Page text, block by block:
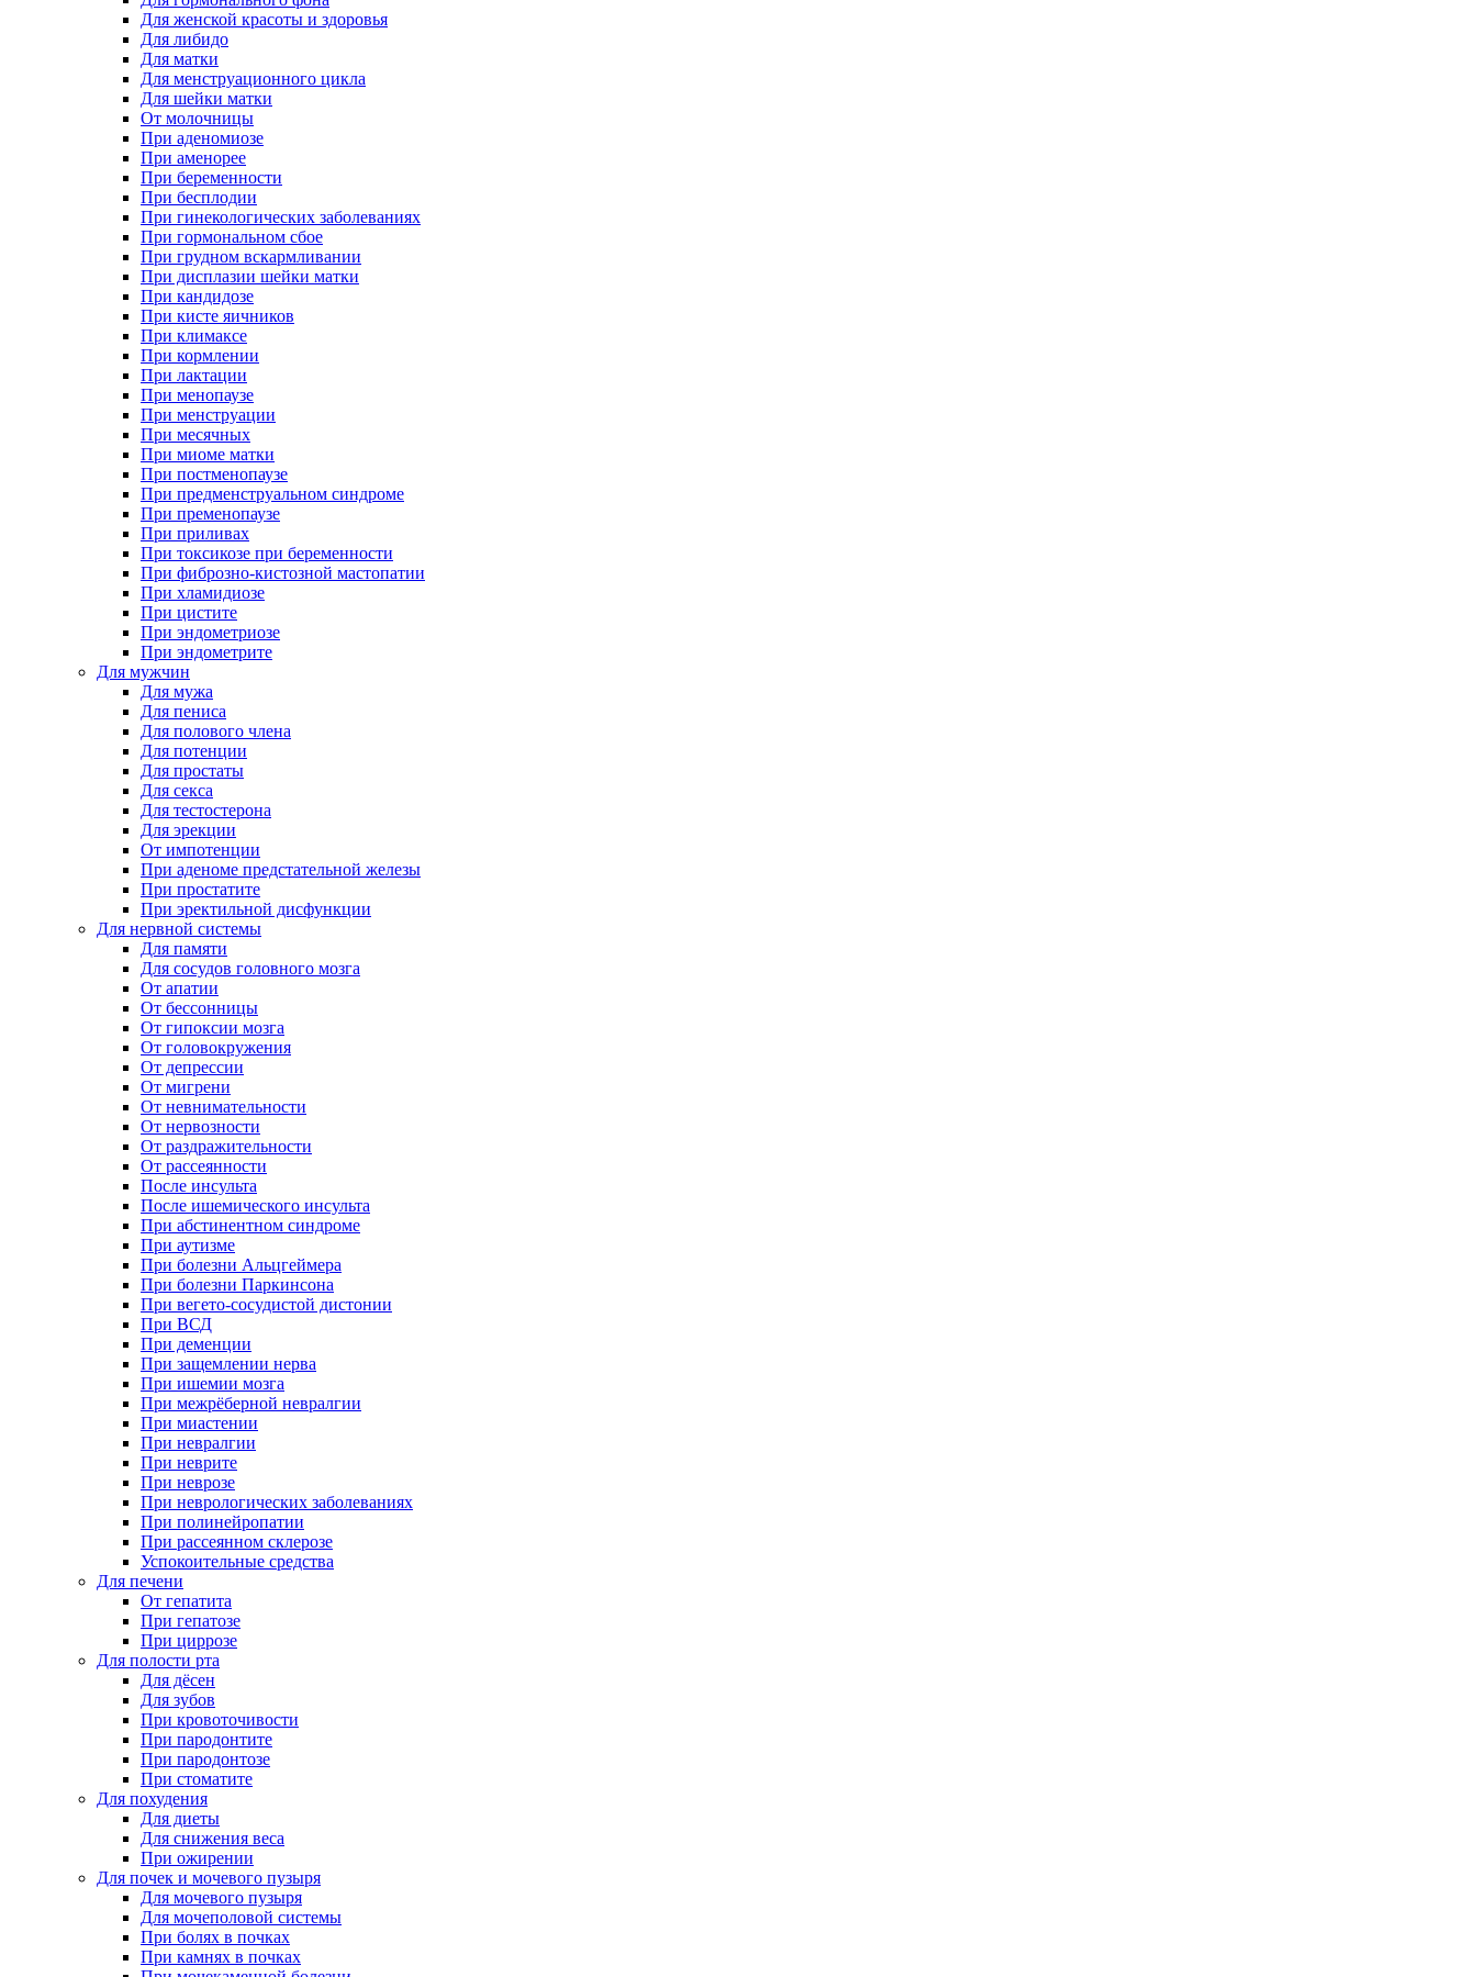
Для женской красоты и здоровья
Для либидо
Для матки
Для менструационного цикла
Для шейки матки
От молочницы
При аденомиозе
При аменорее
При беременности
При бесплодии
При гинекологических заболеваниях
При гормональном сбое
При грудном вскармливании
При дисплазии шейки матки
При кандидозе
При кисте яичников
При климаксе
При кормлении
При лактации
При менопаузе
При менструации
При месячных
При миоме матки
При постменопаузе
При предменструальном синдроме
При пременопаузе
При приливах
При токсикозе при беременности
При фиброзно-кистозной мастопатии
При хламидиозе
При цистите
При эндометриозе
При эндометрите
Для мужчин
Для мужа
Для пениса
Для полового члена
Для потенции
Для простаты
Для секса
Для тестостерона
Для эрекции
От импотенции
При аденоме предстательной железы
При простатите
При эректильной дисфункции
Для нервной системы
Для памяти
Для сосудов головного мозга
От апатии
От бессонницы
От гипоксии мозга
От головокружения
От депрессии
От мигрени
От невнимательности
От нервозности
От раздражительности
От рассеянности
После инсульта
После ишемического инсульта
При абстинентном синдроме
При аутизме
При болезни Альцгеймера
При болезни Паркинсона
При вегето-сосудистой дистонии
При ВСД
При деменции
При защемлении нерва
При ишемии мозга
При межрёберной невралгии
При миастении
При невралгии
При неврите
При неврозе
При неврологических заболеваниях
При полинейропатии
При рассеянном склерозе
Успокоительные средства
Для печени
От гепатита
При гепатозе
При циррозе
Для полости рта
Для дёсен
Для зубов
При кровоточивости
При пародонтите
При пародонтозе
При стоматите
Для похудения
Для диеты
Для снижения веса
При ожирении
Для почек и мочевого пузыря
Для мочевого пузыря
Для мочеполовой системы
При болях в почках
При камнях в почках